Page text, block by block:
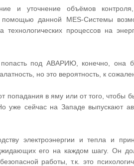
и уточнение объёмов
данной MES-Системы
процессов на
попасть под АВАРИЮ, конечно, она
но это вероятность, к
в яму или от того, чтобы
уже сейчас на Западе выпускают
электроэнергии и тепла и
его на каждом шагу. Он
работы, т.к. это